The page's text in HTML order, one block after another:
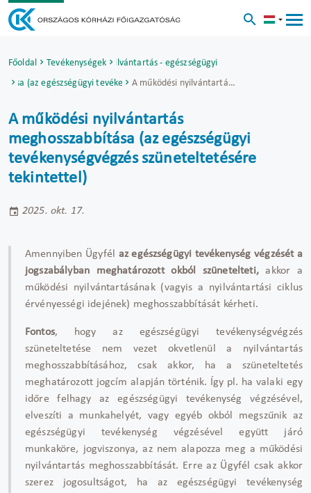
Főoldal Tevékenységek
Működési Nyilvántartás - egészségügyi szakdolgozók
(az egészségügyi tevékenységvégzés szüneteltetésére tekintettel)
A működési nyilvántartás meghosszabbítása (az egészségügyi tevékenységvégzés szüneteltetésére tekintettel)
A működési nyilvántartás
meghosszabbítása (az egészségügyi
tevékenységvégzés szüneteltetésére
tekintettel)
2025. okt. 17.
Amennyiben Ügyfél
az egészségügyi tevékenység végzését a
jogszabályban meghatározott okból szünetelteti,
akkor a
működési nyilvántartásának (vagyis a nyilvántartási ciklus
érvényességi idejének) meghosszabbítását kérheti.
Fontos, hogy az egészségügyi tevékenységvégzés
szüneteltetése nem vezet okvetlenül a nyilvántartás
meghosszabbításához, csak akkor, ha a szüneteltetés
meghatározott jogcím alapján történik. Így pl. ha valaki egy
időre felhagy az egészségügyi tevékenység végzésével,
elveszíti a munkahelyét, vagy egyéb okból megszűnik az
egészségügyi tevékenység végzésével együtt járó
munkaköre, jogviszonya, az nem alapozza meg a működési
nyilvántartás meghosszabbítását. Erre az Ügyfél csak akkor
szerez jogosultságot, ha az egészségügyi tevékenység